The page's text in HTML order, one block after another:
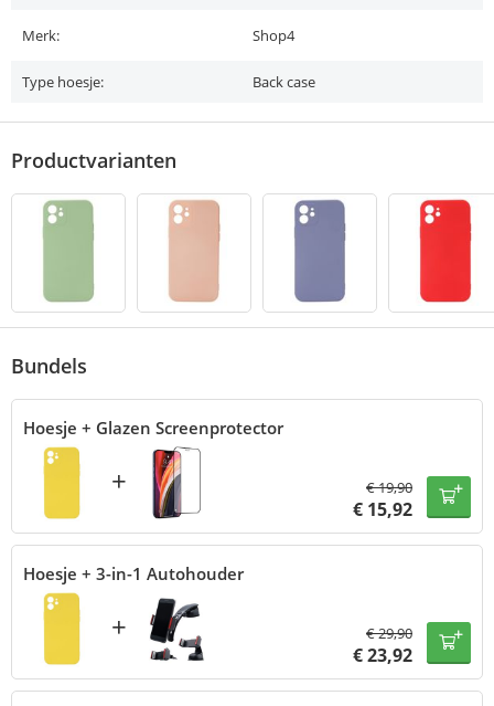
Merk: Shop4
Type hoesje: Back case
Productvarianten
Bundels
Hoesje + Glazen Screenprotector
+ €19,90
€ 15,92
Hoesje + 3-in-1 Autohouder
+ €29,90
€23,92